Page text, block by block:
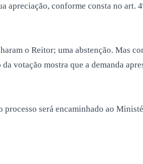
apreciação, conforme consta no art.
o Reitor; uma abstenção. Mas
votação mostra que a demanda
será encaminhado ao